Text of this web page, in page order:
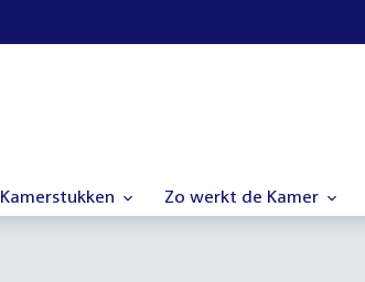
Kamerstukken Zo werkt de Kamer